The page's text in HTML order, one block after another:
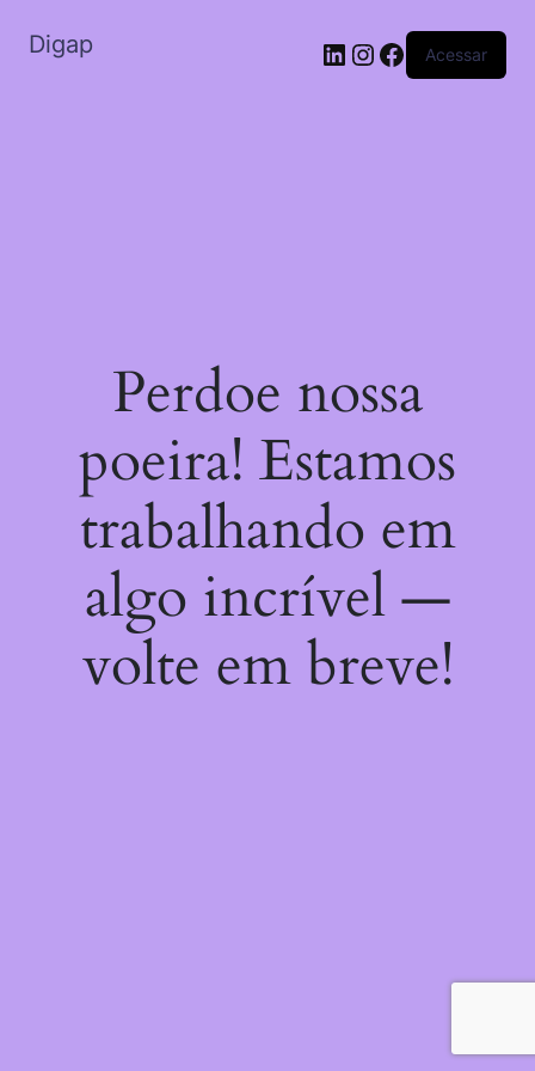
Digap Acessar
Perdoe nossa
poeira! Estamos
trabalhando em
algo incrível —
volte em breve!